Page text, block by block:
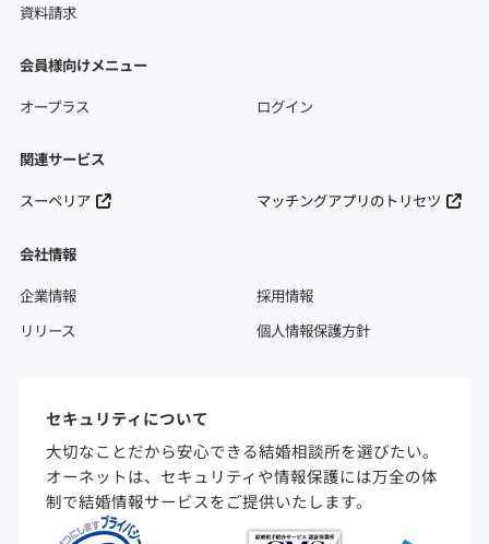
資料請求
会員様向けメニュー
オープラス
ログイン
関連サービス
スーペリア
マッチングアプリのトリセツ
会社情報
企業情報
採用情報
リリース
個人情報保護方針
セキュリティについて
大切なことだから安心できる結婚相談所を選びたい。
オーネットは、セキュリティや情報保護には万全の体
制で結婚情報サービスをご提供いたします。